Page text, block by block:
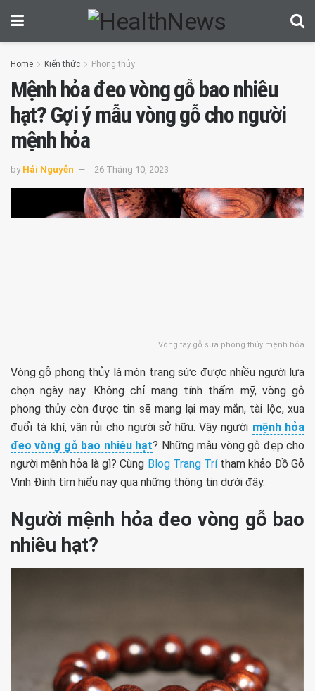
Home Kiến thức Phong thủy
Mệnh hỏa đeo vòng gỗ bao nhiêu
hạt? Gợi ý mẫu vòng gỗ cho người
mệnh hỏa
by Hải Nguyễn 26 Tháng 10, 2023
Vòng tay gỗ sưa phong thủy mệnh hỏa
Vòng gỗ phong thủy là món trang sức được nhiều người lựa
chọn ngày nay. Không chỉ mang tính thẩm mỹ, vòng gỗ
phong thủy còn được tin sẽ mang lại may mắn, tài lộc, xua
đuổi tà khí, vận rủi cho người sở hữu. Vậy người mệnh hỏa
đeo vòng gỗ bao nhiêu hạt? Những mẫu vòng gỗ đẹp cho
người mệnh hỏa là gì? Cùng Blog Trang Trítham khảo Đồ Gỗ
Vinh Đính tìm hiểu nay qua những thông tin dưới đây.
Người mệnh hỏa đeo vòng gỗ bao
nhiêu hạt?